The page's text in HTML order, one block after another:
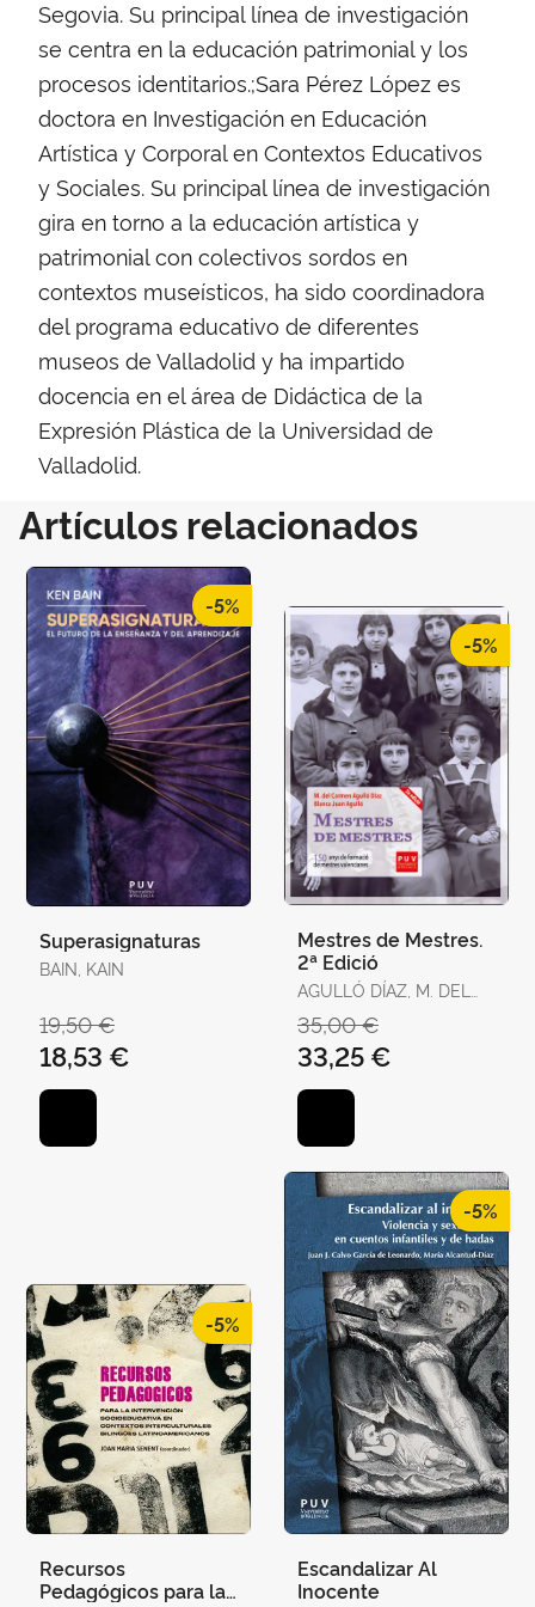
Segovia. Su principal línea de investigación
se centra en la educación patrimonial y los
procesos identitarios.;Sara Pérez López es
doctora en Investigación en Educación
Artística y Corporal en Contextos Educativos
y Sociales. Su principal línea de investigación
gira en torno a la educación artística y
patrimonial con colectivos sordos en
contextos museísticos, ha sido coordinadora
del programa educativo de diferentes
museos de Valladolid y ha impartido
docencia en el área de Didáctica de la
Expresión Plástica de la Universidad de
Valladolid.
Artículos relacionados
-5%
Superasignaturas
BAIN, KAIN
19,50 €
18,53 €
-5%
Mestres de Mestres.
2ª Edició
AGULLÓ DÍAZ, M. DEL
AGULLÓ, BLANCA
35,00 €
33,25 €
-5%
Recursos
Pedagógicos para la
-5%
Escandalizar Al
Inocente